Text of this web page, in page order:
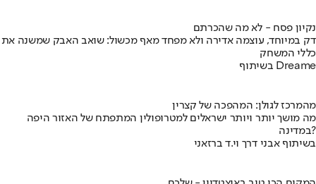
נקיון פסח - לא מה שהכרתם
דק במיוחד, עוצמה אדירה ולא מפחד מאף מכשול: שואב האבק שמשנה את
כללי המשחק
בשיתוף Dreame
מהמרכז לגולן: המהפכה של קצרין
מה מושך יותר ויותר ישראלים למטרופולין המתפתח של האזור היפה
במדינה?
בשיתוף אבני דרך וי.ד ברזאני